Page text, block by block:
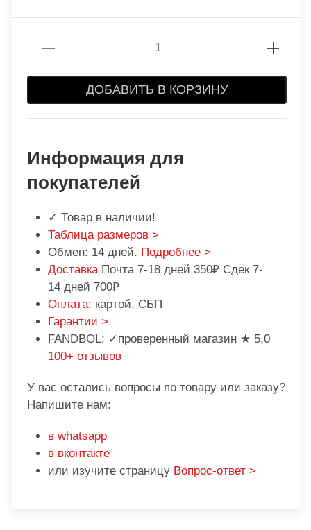
ДОБАВИТЬ В КОРЗИНУ
Информация для
покупателей
✓ Товар в наличии!
Таблица размеров >
Обмен: 14 дней. Подробнее >
Доставка Почта 7-18 дней 350₽ Сдек 7-
14 дней 700₽
Оплата: картой, СБП
Гарантии >
FANDBOL: ✓проверенный магазин ★ 5,0
100+ отзывов
У вас остались вопросы по товару или заказу?
Напишите нам:
в whatsapp
в вконтакте
или изучите страницу Вопрос-ответ >